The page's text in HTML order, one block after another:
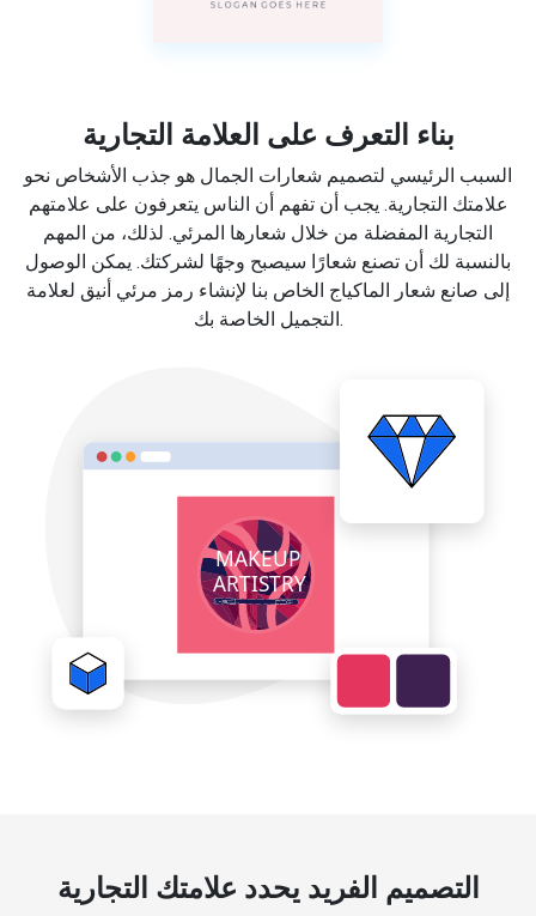
بناء التعرف على العلامة التجارية
السبب الرئيسي لتصميم شعارات الجمال هو جذب الأشخاص نحو
علامتك التجارية. يجب أن تفهم أن الناس يتعرفون على علامتهم
التجارية المفضلة من خلال شعارها المرئي. لذلك، من المهم
بالنسبة لك أن تصنع شعارًا سيصبح وجهًا لشركتك. يمكن الوصول
إلى صانع شعار الماكياج الخاص بنا لإنشاء رمز مرئي أنيق لعلامة
التجميل الخاصة بك.
التصميم الفريد يحدد علامتك التجارية